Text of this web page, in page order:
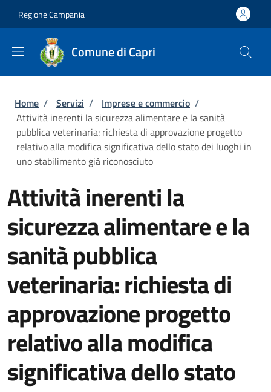
Regione Campania
Comune di Capri
Briciole di pane
Home / Servizi / Imprese e commercio /
Attività inerenti la sicurezza alimentare e la sanità
pubblica veterinaria: richiesta di approvazione progetto
relativo alla modifica significativa dello stato dei luoghi in
uno stabilimento già riconosciuto
Attività inerenti la
sicurezza alimentare e la
sanità pubblica
veterinaria: richiesta di
approvazione progetto
relativo alla modifica
significativa dello stato